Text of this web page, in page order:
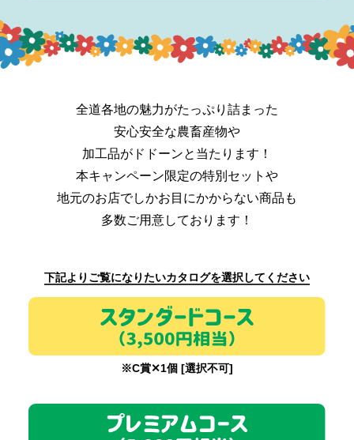
全道各地の魅力がたっぷり詰まった
安心安全な農畜産物や
加工品がドドーンと当たります！
本キャンペーン限定の特別セットや
地元のお店でしかお目にかからない商品も
多数ご用意しております！
下記よりご覧になりたいカタログを選択してください
※C賞✕1個 [選択不可]